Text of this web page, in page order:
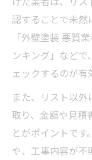
認することで未然
「外壁塗装 悪質
ンキング」など
ェックするのが有
また、リスト以
取り、金額や見積
とがポイントで
や、工事内容が